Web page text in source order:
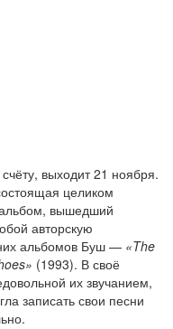
выходит 21 ноября.
целиком
вышедший
авторскую
альбомов Буш — «The
(1993). В своё
их звучанием,
записать свои песни